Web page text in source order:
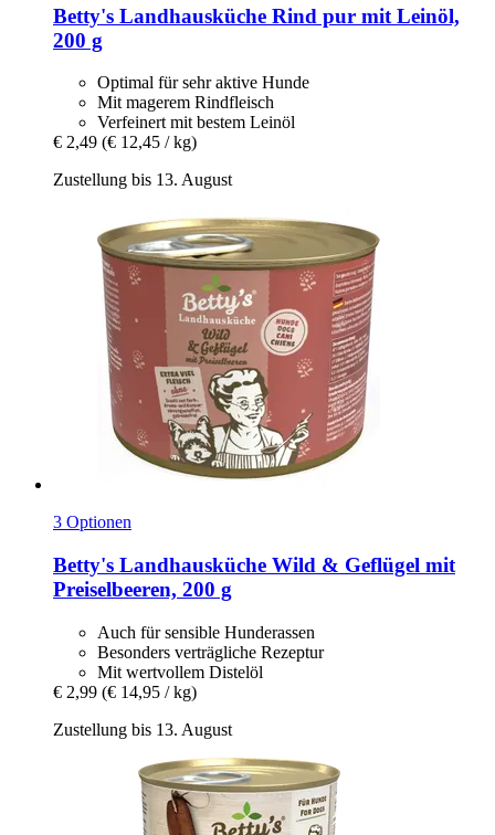
Betty's Landhausküche Rind pur mit Leinöl,
200 g
Optimal für sehr aktive Hunde
Mit magerem Rindfleisch
Verfeinert mit bestem Leinöl
€ 2,49 (€ 12,45 / kg)
Zustellung bis 13. August
3 Optionen
Betty's Landhausküche Wild & Geflügel mit
Preiselbeeren, 200 g
Auch für sensible Hunderassen
Besonders verträgliche Rezeptur
Mit wertvollem Distelöl
€ 2,99 (€ 14,95 / kg)
Zustellung bis 13. August